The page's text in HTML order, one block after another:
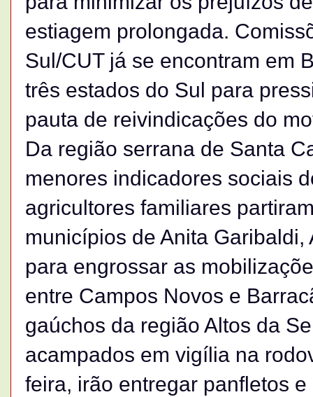
estiagem prolongada.
Sul/CUT já se encontram em
três estados do Sul para
pauta de reivindicações do
Da região serrana de Santa
menores indicadores sociais
agricultores familiares
municípios de Anita
para engrossar as
entre Campos Novos e
gaúchos da região Altos da
acampados em vigília na
feira, irão entregar panfletos